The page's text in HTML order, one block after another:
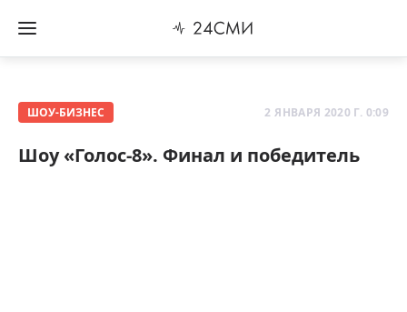
ШОУ-БИЗНЕС 2 ЯНВАРЯ 2020 Г. 0:09
Шоу «Голос-8». Финал и победитель